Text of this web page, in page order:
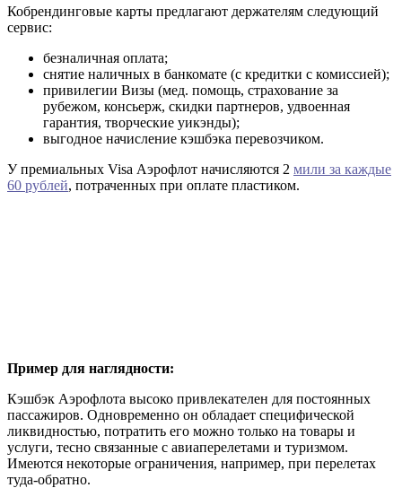
Кобрендинговые карты предлагают держателям следующий
сервис:
безналичная оплата;
снятие наличных в банкомате (с кредитки с комиссией);
привилегии Визы (мед. помощь, страхование за
рубежом, консьерж, скидки партнеров, удвоенная
гарантия, творческие уикэнды);
выгодное начисление кэшбэка перевозчиком.
У премиальных Visa Аэрофлот начисляются 2 мили за каждые
60 рублей, потраченных при оплате пластиком.
Пример для наглядности:
Кэшбэк Аэрофлота высоко привлекателен для постоянных
пассажиров. Одновременно он обладает специфической
ликвидностью, потратить его можно только на товары и
услуги, тесно связанные с авиаперелетами и туризмом.
Имеются некоторые ограничения, например, при перелетах
туда-обратно.